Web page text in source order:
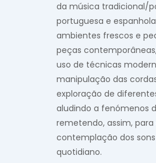
da música tradicional/
portuguesa e
ambientes frescos e
peças
uso de técnicas
manipulação das
exploração de
aludindo a fenómenos
remetendo, assim, para
contemplação dos
quotidiano.